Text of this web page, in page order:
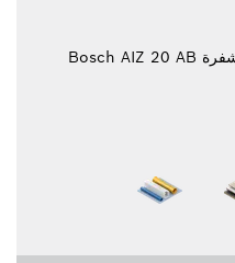
تدوم حتى 5 مرات أطول من شفرة Bosch AIZ 20 AB